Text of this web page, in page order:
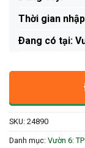
Thời gian
Ðang có tại:
SKU: 24890
Danh mục: Vườn 6: